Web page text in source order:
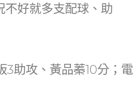
不好就多支配球、助
3助攻、黃品蓁10分；電